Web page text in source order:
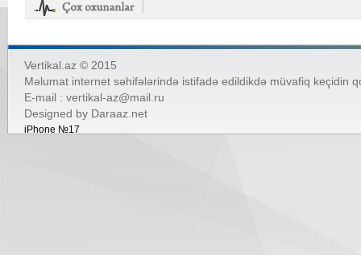
Vertikal.az © 2015
Məlumat internet səhifələrində istifadə edildikdə müvafiq keçidin
E-mail : vertikal-az@mail.ru
Designed by Daraaz.net
iPhone №17